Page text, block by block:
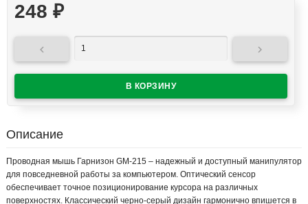
248 ₽
 
Описание
Проводная мышь Гарнизон GM-215 – надежный и доступный манипулятор
для повседневной работы за компьютером. Оптический сенсор
обеспечивает точное позиционирование курсора на различных
поверхностях. Классический черно-серый дизайн гармонично впишется в